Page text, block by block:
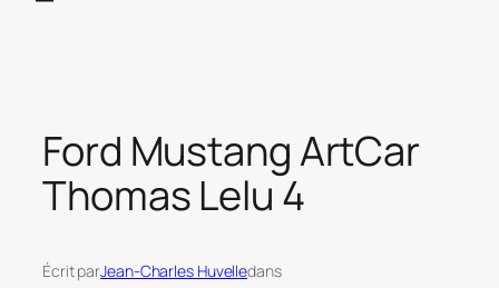
Ford Mustang ArtCar
Thomas Lelu 4
Écrit parJean-Charles Huvelledans